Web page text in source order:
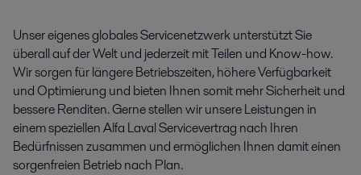
Unser eigenes globales Servicenetzwerk unterstützt Sie
überall auf der Welt und jederzeit mit Teilen und Know-how.
Wir sorgen für längere Betriebszeiten, höhere Verfügbarkeit
und Optimierung und bieten Ihnen somit mehr Sicherheit und
bessere Renditen. Gerne stellen wir unsere Leistungen in
einem speziellen Alfa Laval Servicevertrag nach Ihren
Bedürfnissen zusammen und ermöglichen Ihnen damit einen
sorgenfreien Betrieb nach Plan.